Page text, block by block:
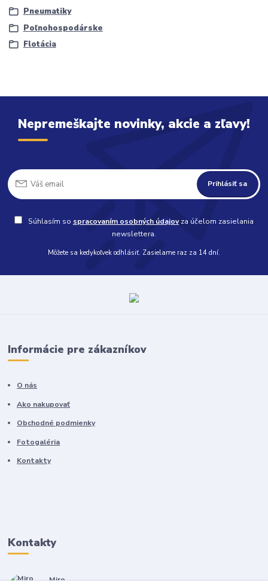
Pneumatiky
Poľnohospodárske
Flotácia
Nepremeškajte novinky, akcie a zľavy!
Prihlásiť sa
Súhlasím so spracovaním osobných údajovza účelom zasielania
newslettera.
Môžete sa kedykoľvek odhlásiť. Zasielame raz za 14 dní.
Informácie pre zákazníkov
O nás
Ako nakupovať
Obchodné podmienky
Fotogaléria
Kontakty
Kontakty
Miro